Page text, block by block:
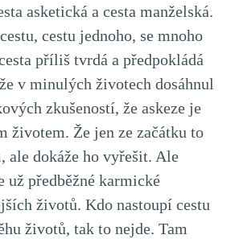
asketická a cesta manželská.
cestu jednoho, se mnoho
příliš tvrdá a předpokládá
v minulých životech dosáhnul
zkušeností, že askeze je
životem. Že jen ze začátku to
ale dokáže ho vyřešit. Ale
už předběžné karmické
životů. Kdo nastoupí cestu
životů, tak to nejde. Tam